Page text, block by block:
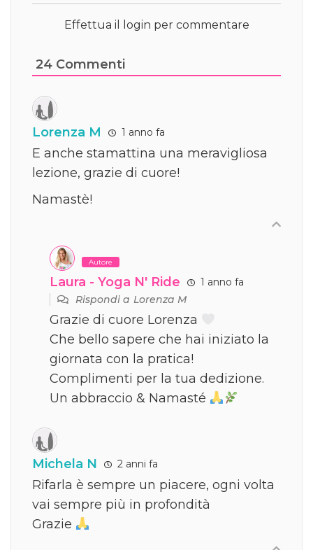
Effettua il login per commentare
24 Commenti
Lorenza M 1 anno fa
E anche stamattina una meravigliosa
lezione, grazie di cuore!
Namastè!
Autore
Laura - Yoga N' Ride
1 anno fa
Rispondi aLorenza M
Grazie di cuore Lorenza
Che bello sapere che hai iniziato la
giornata con la pratica!
Complimenti per la tua dedizione.
Un abbraccio & Namasté
Michela N 2 anni fa
Rifarla è sempre un piacere, ogni volta
vai sempre più in profondità
Grazie